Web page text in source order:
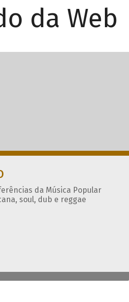
da Web
da Música Popular
soul, dub e reggae